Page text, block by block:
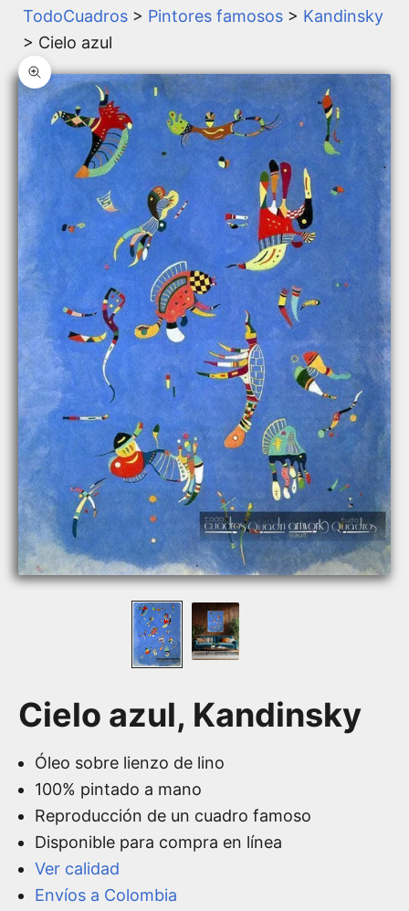
TodoCuadros > Pintores famosos > Kandinsky
> Cielo azul
Zoom
Cielo azul, Kandinsky
Óleo sobre lienzo de lino
100% pintado a mano
Reproducción de un cuadro famoso
Disponible para compra en línea
Ver calidad
Envíos a Colombia